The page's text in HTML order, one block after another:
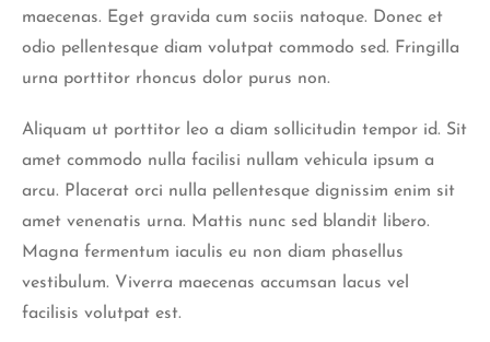
maecenas. Eget gravida cum sociis natoque. Donec et
odio pellentesque diam volutpat commodo sed. Fringilla
urna porttitor rhoncus dolor purus non.
Aliquam ut porttitor leo a diam sollicitudin tempor id. Sit
amet commodo nulla facilisi nullam vehicula ipsum a
arcu. Placerat orci nulla pellentesque dignissim enim sit
amet venenatis urna. Mattis nunc sed blandit libero.
Magna fermentum iaculis eu non diam phasellus
vestibulum. Viverra maecenas accumsan lacus vel
facilisis volutpat est.